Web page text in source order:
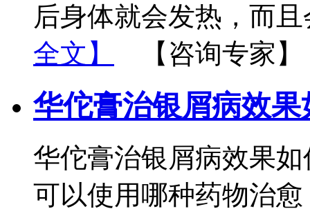
后身体就会发热，而
全文】
【咨询专家】
华佗膏治银屑病效果
华佗膏治银屑病效果
可以使用哪种药物治